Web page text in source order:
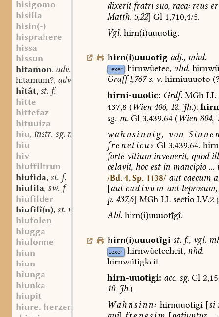
hisigomo
hisilla
hisin(-)
hisprahere
hissa
hissun
hitamon, adv.
hitamum?, adv.
hîtât, st. f.
hitte
hittefaz
hituuiza
hiu, instr. sg. n.
hiu
hiv
hiuffiltrun
hiufida, st. f.
hiufila, sw. f.
hiufilder
hiufilî(n), st. n.
hiufolen
hiugga
hiulonne
hiun
hiun
hîunga
hiunka
hiupit
hiure. herzen
dixeritfratrisuo, raca:reus
Matth.5,22] Gl1,710,4/5.
Vgl.hirn(i)uuuotîg.
hirn(i)uuuotîg adj., mhd.
Lexer hirnwüetec, nhd.
GraffI,767s.v.hirniuuuoto
hirni-uuotic: Grdf.MGhLL
437,8 (Wien406,12.Jh.);
sg.m.Gl3,439,64 (Wien804,
wahnsinnig, von
freneticus Gl 3,439,64.
fortevitiuminvenerit, quod
celavit,hocestinmancipio...
/Bd. 4, Sp. 1138/ autcaecum
[aut cadivum autleprosum,
p.437,6] MGhLLsectio I,V,2
Abl.hirn(i)uuuotgî.
hirn(i)uuuotgî st. f., vgl.
Lexer hirnwüetecheit, nhd.
hirnwütigkeit.
hirn-uuotigi: acc.sg.Gl
10.Jh.).
Wahnsinn: hirnuuotigi[si